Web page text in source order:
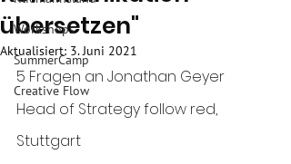
Workshops
SummerCamp
Creative Flow
übersetzen"
Aktualisiert: 3. Juni 2021
5 Fragen an Jonathan Geyer
Head of Strategy follow red,
Stuttgart